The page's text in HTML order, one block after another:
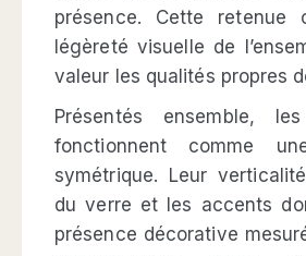
présence. Cette retenue
légèreté visuelle de
valeur les qualités propres
Présentés ensemble,
fonctionnent comme
symétrique. Leur
du verre et les accents
présence décorative